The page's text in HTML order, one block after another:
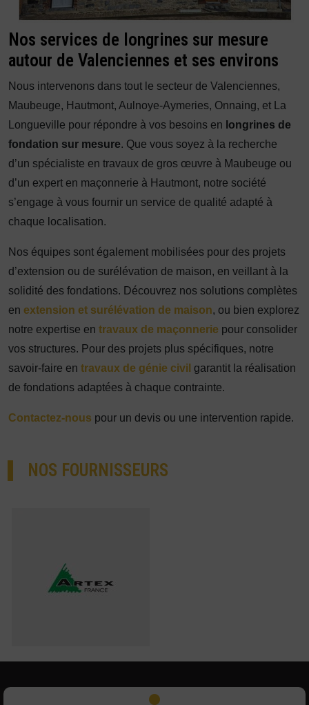
Nos services de longrines sur mesure
autour de Valenciennes et ses environs
Nous intervenons dans tout le secteur de Valenciennes,
Maubeuge, Hautmont, Aulnoye-Aymeries, Onnaing, et La
Longueville pour répondre à vos besoins en longrines de
fondation sur mesure. Que vous soyez à la recherche
d’un spécialiste en travaux de gros œuvre à Maubeuge ou
d’un expert en maçonnerie à Hautmont, notre société
s’engage à vous fournir un service de qualité adapté à
chaque localisation.
Nos équipes sont également mobilisées pour des projets
d’extension ou de surélévation de maison, en veillant à la
solidité des fondations. Découvrez nos solutions complètes
en extension et surélévation de maison, ou bien explorez
notre expertise en travaux de maçonnerie pour consolider
vos structures. Pour des projets plus spécifiques, notre
savoir-faire en travaux de génie civil garantit la réalisation
de fondations adaptées à chaque contrainte.
Contactez-nous pour un devis ou une intervention rapide.
NOS FOURNISSEURS